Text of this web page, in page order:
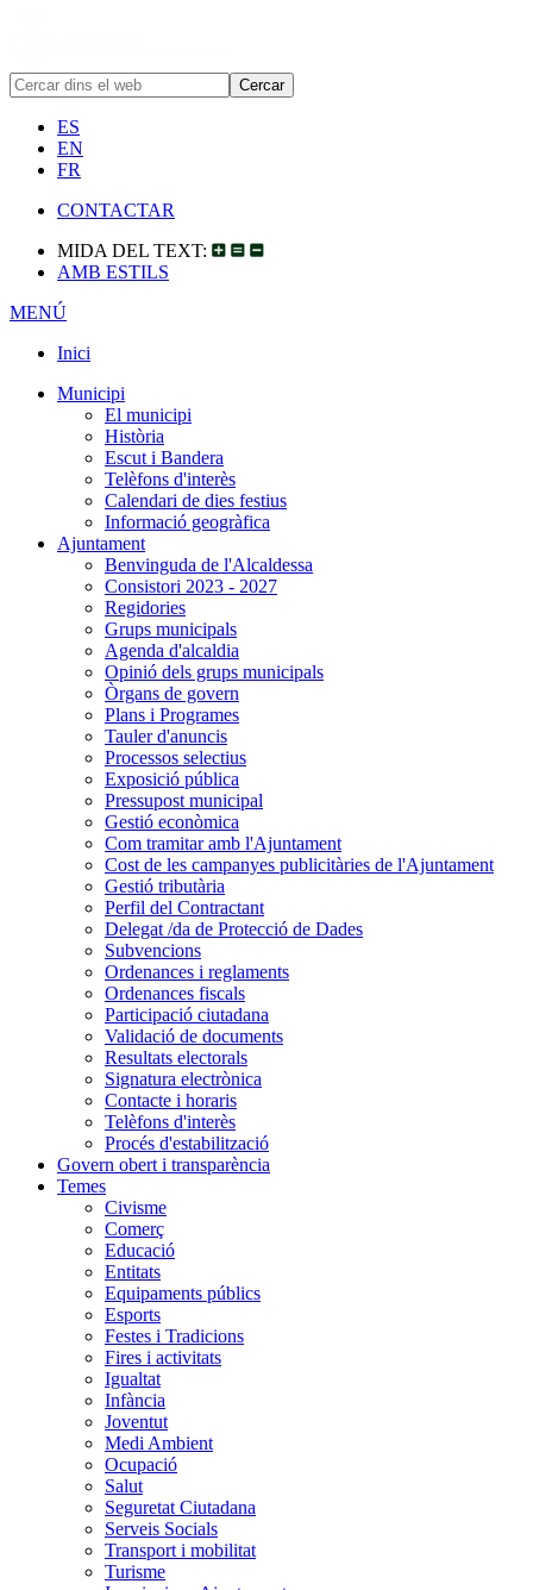
ES
EN
FR
CONTACTAR
MIDA DEL TEXT:
AMB ESTILS
MENÚ
Inici
Municipi
El municipi
Història
Escut i Bandera
Telèfons d'interès
Calendari de dies festius
Informació geogràfica
Ajuntament
Benvinguda de l'Alcaldessa
Consistori 2023 - 2027
Regidories
Grups municipals
Agenda d'alcaldia
Opinió dels grups municipals
Òrgans de govern
Plans i Programes
Tauler d'anuncis
Processos selectius
Exposició pública
Pressupost municipal
Gestió econòmica
Com tramitar amb l'Ajuntament
Cost de les campanyes publicitàries de l'Ajuntament
Gestió tributària
Perfil del Contractant
Delegat /da de Protecció de Dades
Subvencions
Ordenances i reglaments
Ordenances fiscals
Participació ciutadana
Validació de documents
Resultats electorals
Signatura electrònica
Contacte i horaris
Telèfons d'interès
Procés d'estabilització
Govern obert i transparència
Temes
Civisme
Comerç
Educació
Entitats
Equipaments públics
Esports
Festes i Tradicions
Fires i activitats
Igualtat
Infància
Joventut
Medi Ambient
Ocupació
Salut
Seguretat Ciutadana
Serveis Socials
Transport i mobilitat
Turisme